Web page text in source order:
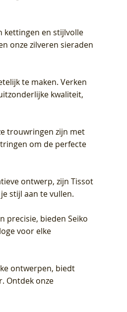
kettingen en stijlvolle
onze zilveren sieraden
te maken. Verken
kwaliteit,
trouwringen zijn met
om de perfecte
ontwerp, zijn Tissot
stijl aan te vullen.
precisie, bieden Seiko
voor elke
ontwerpen, biedt
Ontdek onze